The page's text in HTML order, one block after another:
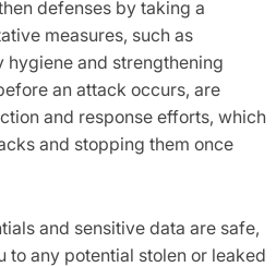
defenses by taking a
measures, such as
and strengthening
an attack occurs, are
and response efforts, which
and stopping them once
and sensitive data are safe,
to any potential stolen or leaked